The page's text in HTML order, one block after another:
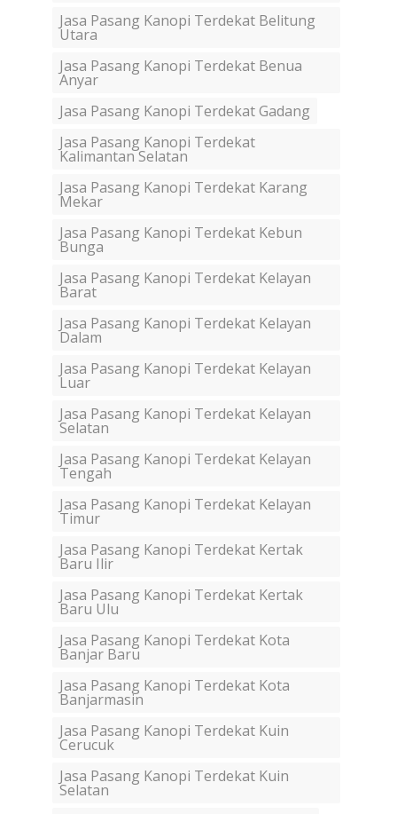
Jasa Pasang Kanopi Terdekat Belitung
Utara
Jasa Pasang Kanopi Terdekat Benua
Anyar
Jasa Pasang Kanopi Terdekat Gadang
Jasa Pasang Kanopi Terdekat
Kalimantan Selatan
Jasa Pasang Kanopi Terdekat Karang
Mekar
Jasa Pasang Kanopi Terdekat Kebun
Bunga
Jasa Pasang Kanopi Terdekat Kelayan
Barat
Jasa Pasang Kanopi Terdekat Kelayan
Dalam
Jasa Pasang Kanopi Terdekat Kelayan
Luar
Jasa Pasang Kanopi Terdekat Kelayan
Selatan
Jasa Pasang Kanopi Terdekat Kelayan
Tengah
Jasa Pasang Kanopi Terdekat Kelayan
Timur
Jasa Pasang Kanopi Terdekat Kertak
Baru Ilir
Jasa Pasang Kanopi Terdekat Kertak
Baru Ulu
Jasa Pasang Kanopi Terdekat Kota
Banjar Baru
Jasa Pasang Kanopi Terdekat Kota
Banjarmasin
Jasa Pasang Kanopi Terdekat Kuin
Cerucuk
Jasa Pasang Kanopi Terdekat Kuin
Selatan